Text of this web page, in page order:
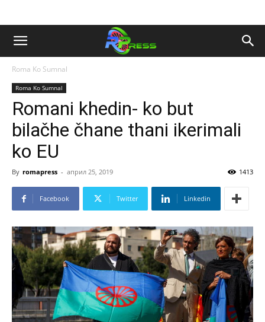
Roma Ko Sumnal
Roma Ko Sumnal
Romani khedin- ko but
bilačhe čhane thani ikerimali
ko EU
By romapress - април 25, 2019 1413
Facebook Twitter Linkedin